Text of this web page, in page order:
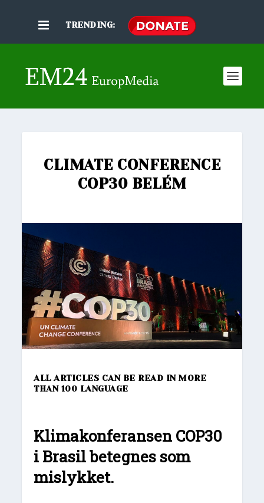
TRENDING:
CLIMATE CONFERENCE
COP30 BELÉM
ALL ARTICLES CAN BE READ IN MORE
THAN 100 LANGUAGE
Klimakonferansen COP30
i Brasil betegnes som
mislykket.